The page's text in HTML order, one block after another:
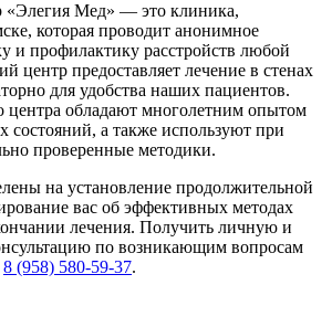
Мед» — это клиника,
которая проводит анонимное
и профилактику расстройств любой
центр предоставляет лечение в стенах
для удобства наших пациентов.
центра обладают многолетним опытом
состояний, а также используют при
проверенные методики.
на установление продолжительной
вас об эффективных методах
лечения. Получить личную и
по возникающим вопросам
8 (958) 580-59-37.